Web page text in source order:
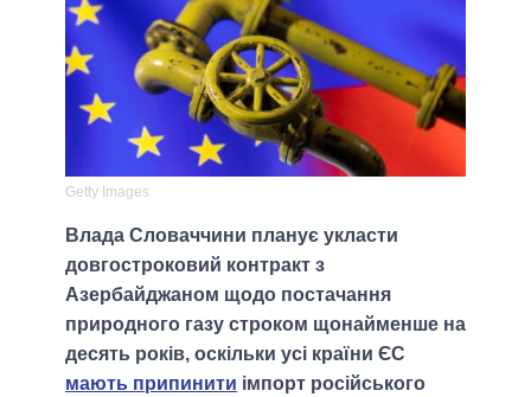
Getty Images
Влада Словаччини планує укласти
довгостроковий контракт з
Азербайджаном щодо постачання
природного газу строком щонайменше на
десять років, оскільки усі країни ЄС
мають припинити імпорт російського